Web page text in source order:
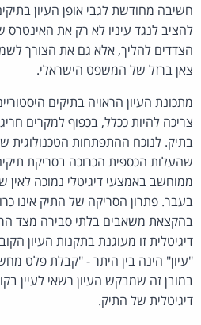
חשיבה מחודשת לגבי אופן העיון
להציב לנגד עיניו לא רק את
הצדדים להליך, אלא גם את הצורך
צאן ברזל של המשפט הישראלי.
מתכונת העיון הראויה בתיקים
צריכה להיות ככלל, בכפוף למקרים
בתיק. לנוכח ההתפתחות הטכנולוגית
שהעלות הכספית הכרוכה בסריקת
ממוחשב באמצעי דיגיטלי נמוכה לאין
בעבר. פתרון הסריקה של התיק אינו
בהקצאת משאבים בלתי סבירה מצד
דיגיטלית זו מעוגנת בתקנות העיון
"עיון" הינה בין היתר - "קבלת פלט
במובן זה שמבקש העיון רשאי לעיין
דיגיטלית של התיק.